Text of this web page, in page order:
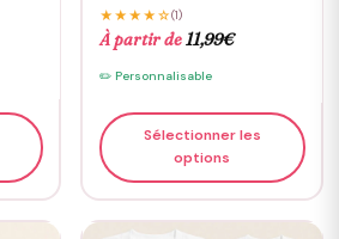
★★★★☆(1)
À partir de 11,99€
✏️ Personnalisable
Sélectionner les
options